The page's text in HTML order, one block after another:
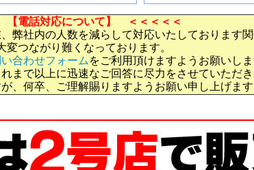
【電話対応について】 ＜＜＜＜＜
弊社内の人数を減らして対応いたしております
変つながり難くなっております。
合わせフォーム をご利用頂けますようお願いしま
まで以上に迅速なご回答に尽力をさせていただき
、何卒、ご理解賜りますようお願い申し上げます